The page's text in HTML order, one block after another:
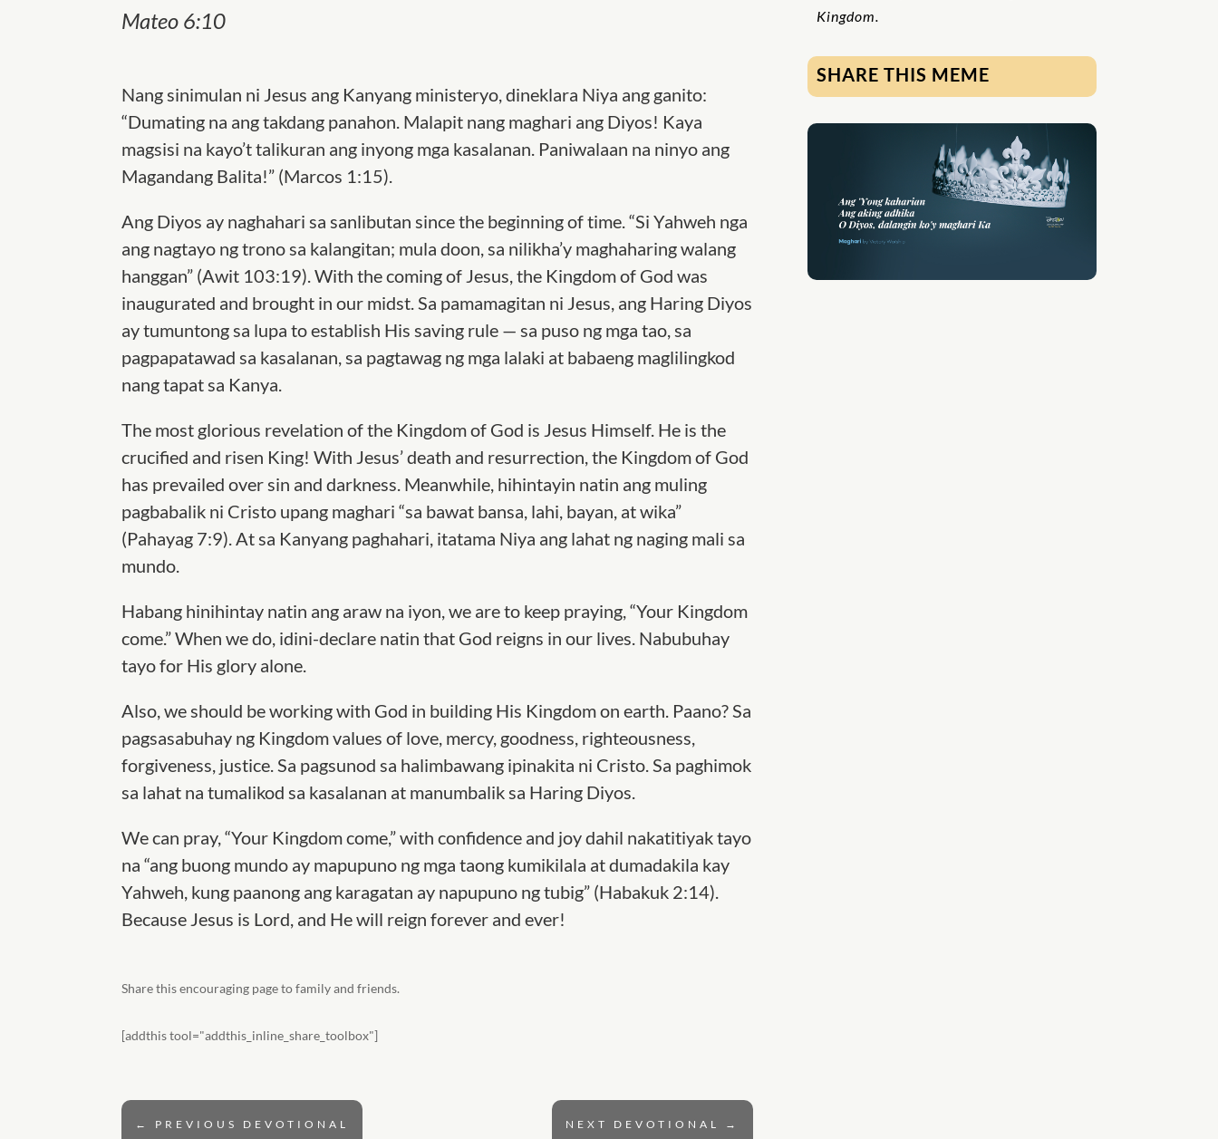
Mateo 6:10
Nang sinimulan ni Jesus ang Kanyang ministeryo, dineklara Niya ang ganito:
“Dumating na ang takdang panahon. Malapit nang maghari ang Diyos! Kaya
magsisi na kayo’t talikuran ang inyong mga kasalanan. Paniwalaan na ninyo ang
Magandang Balita!” (Marcos 1:15).
Ang Diyos ay naghahari sa sanlibutan since the beginning of time. “Si Yahweh nga
ang nagtayo ng trono sa kalangitan; mula doon, sa nilikha’y maghaharing walang
hanggan” (Awit 103:19). With the coming of Jesus, the Kingdom of God was
inaugurated and brought in our midst. Sa pamamagitan ni Jesus, ang Haring Diyos
ay tumuntong sa lupa to establish His saving rule — sa puso ng mga tao, sa
pagpapatawad sa kasalanan, sa pagtawag ng mga lalaki at babaeng maglilingkod
nang tapat sa Kanya.
The most glorious revelation of the Kingdom of God is Jesus Himself. He is the
crucified and risen King! With Jesus’ death and resurrection, the Kingdom of God
has prevailed over sin and darkness. Meanwhile, hihintayin natin ang muling
pagbabalik ni Cristo upang maghari “sa bawat bansa, lahi, bayan, at wika”
(Pahayag 7:9). At sa Kanyang paghahari, itatama Niya ang lahat ng naging mali sa
mundo.
Habang hinihintay natin ang araw na iyon, we are to keep praying, “Your Kingdom
come.” When we do, idini-declare natin that God reigns in our lives. Nabubuhay
tayo for His glory alone.
Also, we should be working with God in building His Kingdom on earth. Paano? Sa
pagsasabuhay ng Kingdom values of love, mercy, goodness, righteousness,
forgiveness, justice. Sa pagsunod sa halimbawang ipinakita ni Cristo. Sa paghimok
sa lahat na tumalikod sa kasalanan at manumbalik sa Haring Diyos.
We can pray, “Your Kingdom come,” with confidence and joy dahil nakatitiyak tayo
na “ang buong mundo ay mapupuno ng mga taong kumikilala at dumadakila kay
Yahweh, kung paanong ang karagatan ay napupuno ng tubig” (Habakuk 2:14).
Because Jesus is Lord, and He will reign forever and ever!
Share this encouraging page to family and friends.
[addthis tool="addthis_inline_share_toolbox"]
← PREVIOUS DEVOTIONAL NEXT DEVOTIONAL →
Kingdom.
SHARE THIS MEME